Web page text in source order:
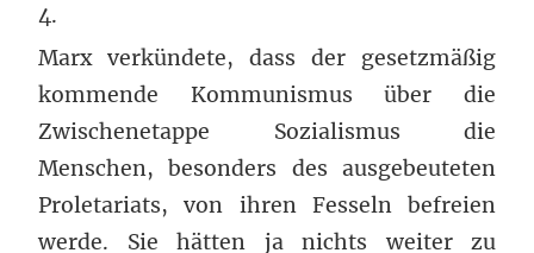
4.
Marx verkündete, dass der gesetzmäßig
kommende Kommunismus über die
Zwischenetappe Sozialismus die
Menschen, besonders des ausgebeuteten
Proletariats, von ihren Fesseln befreien
werde. Sie hätten ja nichts weiter zu